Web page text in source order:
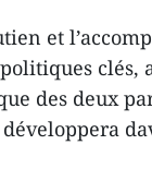
et
clés,
des deux